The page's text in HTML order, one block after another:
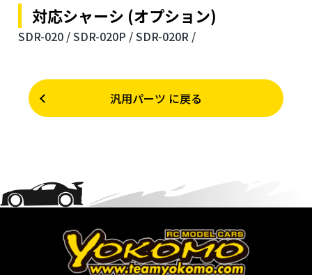
対応シャーシ (オプション)
SDR-020 /SDR-020P /SDR-020R /
汎用パーツ に戻る